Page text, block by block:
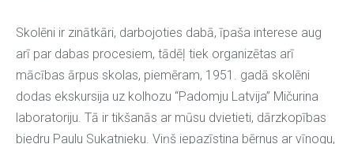
Skolēni ir zinātkāri, darbojoties dabā, īpaša interese aug
arī par dabas procesiem, tādēļ tiek organizētas arī
mācības ārpus skolas, piemēram, 1951. gadā skolēni
dodas ekskursija uz kolhozu “Padomju Latvija” Mičurina
laboratoriju. Tā ir tikšanās ar mūsu dvietieti, dārzkopības
biedru Paulu Sukatnieku. Viņš iepazīstina bērnus ar vīnogu,